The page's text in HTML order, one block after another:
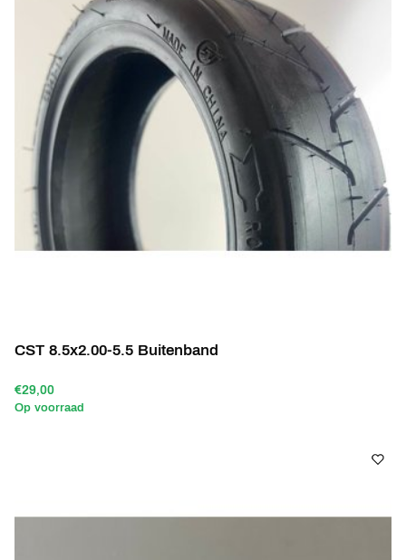
CST 8.5x2.00-5.5 Buitenband
€29,00
Op voorraad